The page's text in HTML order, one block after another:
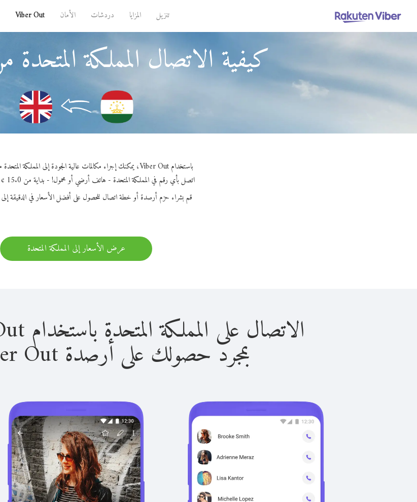
تنزيل المزايا دردشات الأمان Viber Out
كيفية الاتصال المملكة
باستخدام Viber Out، يمكنك إجراء مكالمات عالية الجودة إلى المملكة المتحدة من طاجاكستان.
اتصل بأي رقم في المملكة المتحدة - هاتف أرضي أو محمول! - بداية من 15.0 ¢ فقط لكل دقيقة.
قم بشراء حزم أرصدة أو خطة اتصال للحصول على أفضل الأسعار في الدقيقة إلى
عرض الأسعار إلى المملكة المتحدة
الاتصال على المملكة المتحدة باستخدام Viber Out سهل للغاية.
بمجرد حصولك على أرصدة Viber Out، يمكنك: